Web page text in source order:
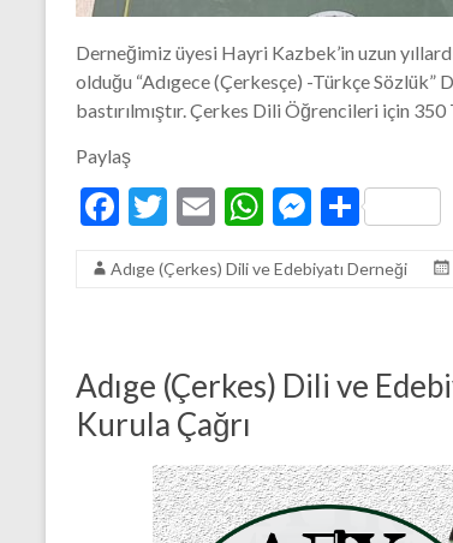
Derneğimiz üyesi Hayri Kazbek’in uzun
olduğu “Adıgece (Çerkesçe) -Türkçe Sözlük”
bastırılmıştır. Çerkes Dili Öğrencileri için
Paylaş
F
e
o
k
T
itt
E
ai
W
at
p
M
se
er
S
ar
Adıge (Çerkes) Dili ve Edebiyatı Derneği
Adıge (Çerkes) Dili ve
Kurula Çağrı